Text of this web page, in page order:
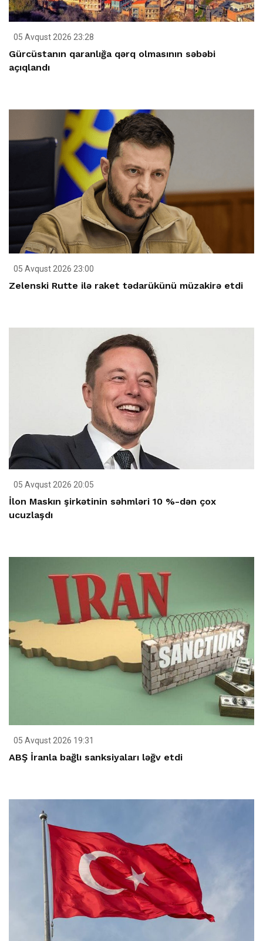
05 Avqust 2026 23:28
Gürcüstanın qaranlığa qərq olmasının səbəbi
açıqlandı
05 Avqust 2026 23:00
Zelenski Rutte ilə raket tədarükünü müzakirə etdi
05 Avqust 2026 20:05
İlon Maskın şirkətinin səhmləri 10 %-dən çox
ucuzlaşdı
05 Avqust 2026 19:31
ABŞ İranla bağlı sanksiyaları ləğv etdi